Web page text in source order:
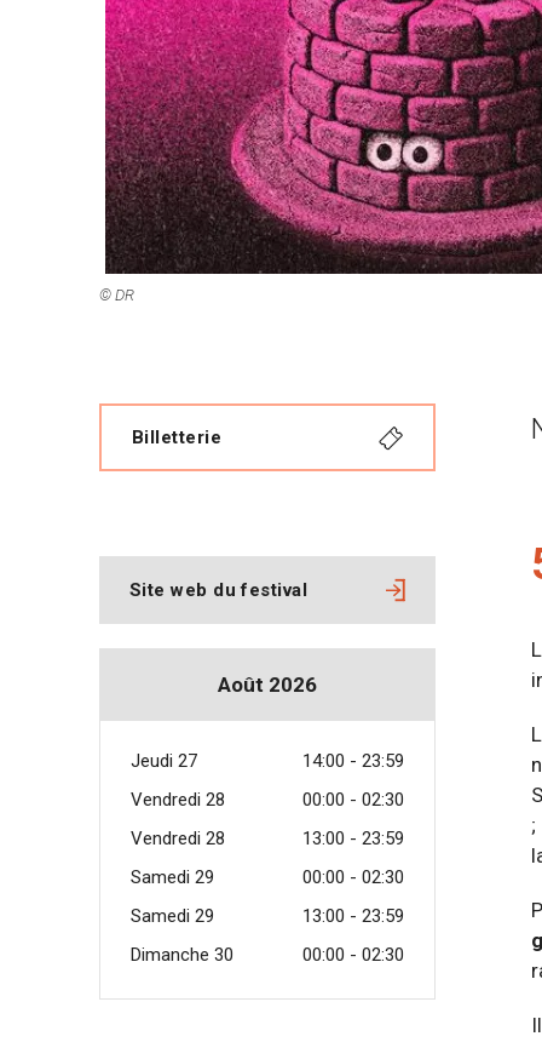
© DR
Billetterie
Site web du festival
Août 2026
Jeudi 27
14:00 - 23:59
Vendredi 28
00:00 - 02:30
Vendredi 28
13:00 - 23:59
Samedi 29
00:00 - 02:30
Samedi 29
13:00 - 23:59
Dimanche 30
00:00 - 02:30
;